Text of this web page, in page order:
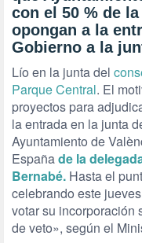
con el 50 % de
opongan a la
Gobierno a la
Lío en la junta del
Parque Central. El
proyectos para
la entrada en la junta
Ayuntamiento de
Españade la
Bernabé. Hasta el
celebrando este
votar su incorporación
de veto», según el